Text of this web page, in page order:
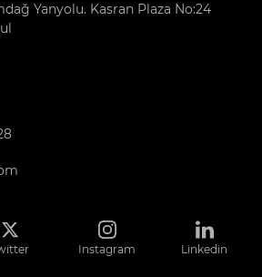
Yanyolu. Kasran Plaza No:24
Instagram Linkedin